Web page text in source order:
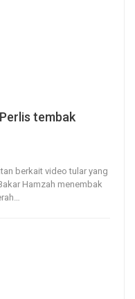
tembak
berkait video tular yang
Hamzah menembak